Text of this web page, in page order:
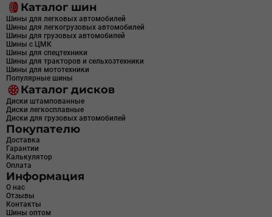
Каталог шин
Шины для легковых автомобилей
Шины для легкогрузовых автомобилей
Шины для грузовых автомобилей
Шины с ЦМК
Шины для спецтехники
Шины для тракторов и сельхозтехники
Шины для мототехники
Популярные шины
Каталог дисков
Диски штампованные
Диски легкосплавные
Диски для грузовых автомобилей
Покупателю
Доставка
Гарантии
Калькулятор
Оплата
Информация
О нас
Отзывы
Контакты
Шины оптом